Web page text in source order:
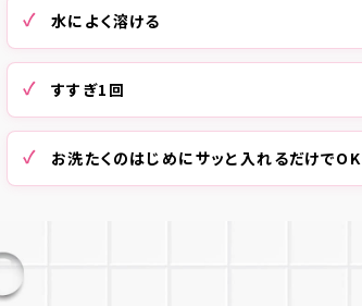
水によく溶ける
すすぎ1回
お洗たくのはじめにサッと入れるだけでOK